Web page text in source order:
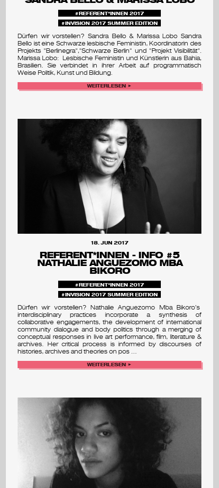
REFERENT*INNEN 2017
INVISION 2017 SUMMER EDITION
Dürfen wir vorstellen? Sandra Bello & Marissa Lobo Sandra
Bello ist eine Schwarze lesbische Feministin, Koordinatorin des
Projekts "Berlinegra","Schwarze Berlin" und "Projekt Visibilität".
Marissa Lobo: Lesbische Feministin und Künstlerin aus Bahia,
Brasilien. Sie verbindet in ihrer Arbeit auf programmatisch
Weise Politik, Kunst und Bildung.
WEITERLESEN ►
18. JUN 2017
REFERENT*INNEN - INFO #5
NATHALIE ANGUEZOMO MBA
BIKORO
REFERENT*INNEN 2017
INVISION 2017 SUMMER EDITION
Dürfen wir vorstellen? Nathalie Anguezomo Mba Bikoro’s
interdisciplinary practices incorporate a synthesis of
collaborative engagements, the development of international
community dialogue and body politics through a merging of
conceptual responses in live art performance, film, literature &
archives. Her critical process is informed by discourses of
histories, archives and theories on pos …
WEITERLESEN ►